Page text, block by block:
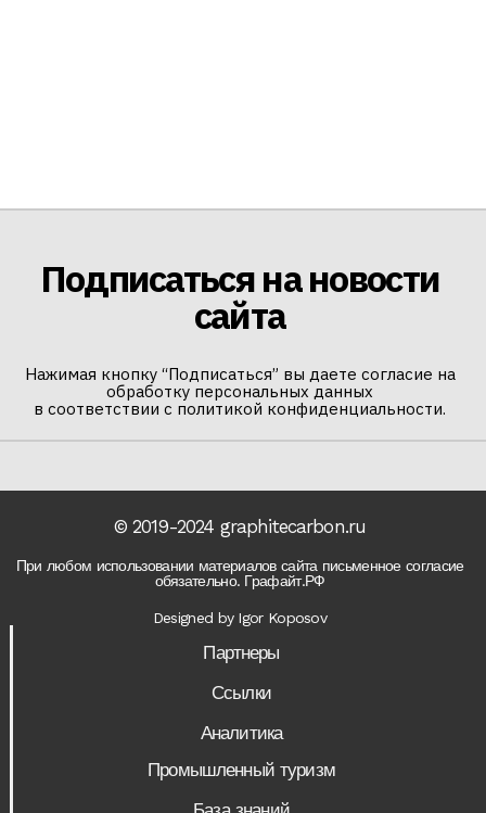
Подписаться на новости
сайта
Нажимая кнопку “Подписаться” вы даете согласие на
обработку персональных данных
в соответствии с политикой конфиденциальности.
© 2019-2024 graphitecarbon.ru
При любом использовании материалов сайта письменное согласие
обязательно. Графайт.РФ
Designed by Igor Koposov
Партнеры
Ссылки
Аналитика
Промышленный туризм